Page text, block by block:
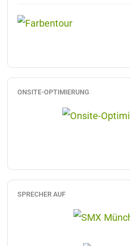
ONSITE-OPTIMIERUNG
SPRECHER AUF